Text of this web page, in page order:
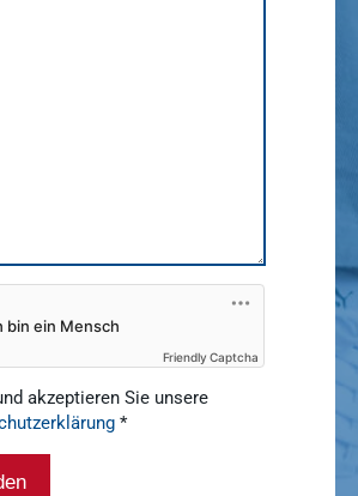
Friendly Captcha
akzeptieren Sie unsere
*